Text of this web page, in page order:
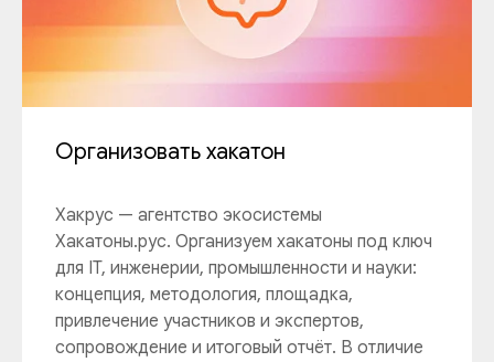
Организовать хакатон
Хакрус — агентство экосистемы
Хакатоны.рус. Организуем хакатоны под ключ
для IT, инженерии, промышленности и науки:
концепция, методология, площадка,
привлечение участников и экспертов,
сопровождение и итоговый отчёт. В отличие